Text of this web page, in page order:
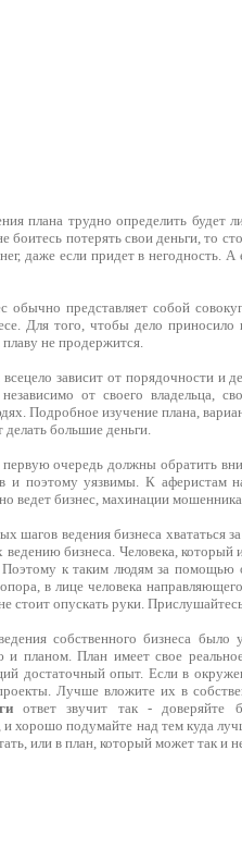
плана трудно определить будет
боитесь потерять свои деньги, то
даже если придет в негодность.
обычно представляет собой
Для того, чтобы дело
плаву не продержится.
зависит от порядочности и
независимо от своего
Подробное изучение плана,
делать большие деньги.
первую очередь должны обратить
и поэтому уязвимы. К аферистам
ведет бизнес, махинации
шагов ведения бизнеса хвататься
ведению бизнеса. Человека,
Поэтому к таким людям за
в лице человека
стоит опускать руки.
собственного бизнеса
и планом. План имеет свое
достаточный опыт. Если в
Лучше вложите их в
ответ звучит так - доверяйте
и хорошо подумайте над тем куда
или в план, который может так и